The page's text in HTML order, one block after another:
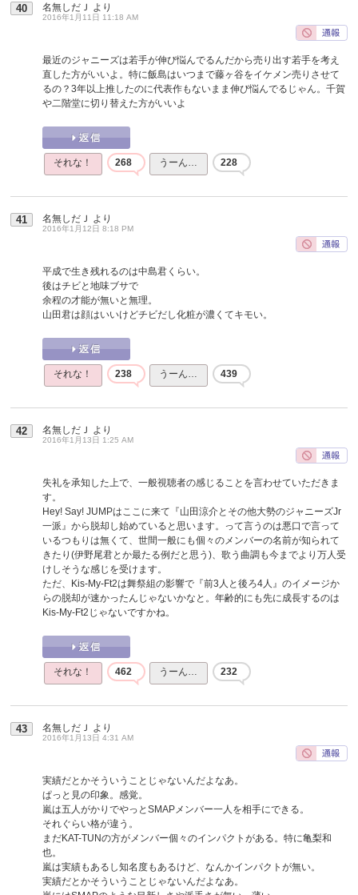
40 名無しだＪ より
2016年1月11日 11:18 AM
最近のジャニーズは若手が伸び悩んでるんだから売り出す若手を考え
直した方がいいよ。特に飯島はいつまで藤ヶ谷をイケメン売りさせて
るの？3年以上推したのに代表作もないまま伸び悩んでるじゃん。千賀
や二階堂に切り替えた方がいいよ
それな！ 268 うーん… 228
41 名無しだＪ より
2016年1月12日 8:18 PM
平成で生き残れるのは中島君くらい。
後はチビと地味ブサで
余程の才能が無いと無理。
山田君は顔はいいけどチビだし化粧が濃くてキモい。
それな！ 238 うーん… 439
42 名無しだＪ より
2016年1月13日 1:25 AM
失礼を承知した上で、一般視聴者の感じることを言わせていただきま
す。
Hey! Say! JUMPはここに来て『山田涼介とその他大勢のジャニーズJr
一派』から脱却し始めていると思います。って言うのは悪口で言って
いるつもりは無くて、世間一般にも個々のメンバーの名前が知られて
きたり(伊野尾君とか最たる例だと思う)、歌う曲調も今までより万人受
けしそうな感じを受けます。
ただ、Kis-My-Ft2は舞祭組の影響で『前3人と後ろ4人』のイメージか
らの脱却が速かったんじゃないかなと。年齢的にも先に成長するのは
Kis-My-Ft2じゃないですかね。
それな！ 462 うーん… 232
43 名無しだＪ より
2016年1月13日 4:31 AM
実績だとかそういうことじゃないんだよなあ。
ぱっと見の印象。感覚。
嵐は五人がかりでやっとSMAPメンバー一人を相手にできる。
それぐらい格が違う。
まだKAT-TUNの方がメンバー個々のインパクトがある。特に亀梨和
也。
嵐は実績もあるし知名度もあるけど、なんかインパクトが無い。
実績だとかそういうことじゃないんだよなあ。